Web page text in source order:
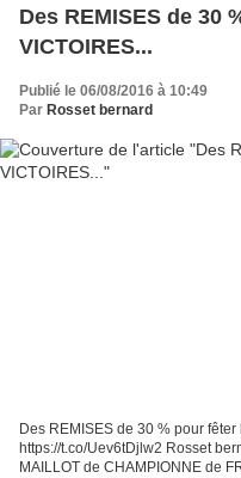
Des REMISES de 30
VICTOIRES...
Publié le 06/08/2016 à 10:49
Par Rosset bernard
Des REMISES de 30 % pour fêter
https://t.co/Uev6tDjlw2 Rosset
MAILLOT de CHAMPIONNE de